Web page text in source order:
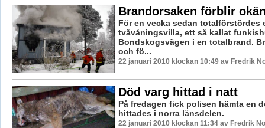
Brandorsaken förblir
För en vecka sedan totalförstördes
tvåvåningsvilla, ett så kallat
Bondskogsvägen i en totalbrand.
och fö...
22 januari 2010 klockan 10:49 av Fredrik
Död varg hittad i natt
På fredagen fick polisen hämta en
hittades i norra länsdelen.
22 januari 2010 klockan 11:34 av Fredrik